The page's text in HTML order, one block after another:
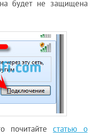
будет не защищена
почитайтестатью о